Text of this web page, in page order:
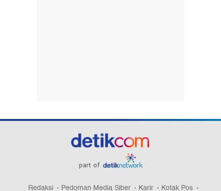
part of
Redaksi Pedoman Media Siber Karir Kotak Pos